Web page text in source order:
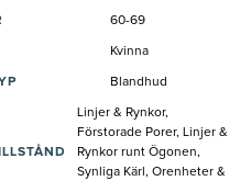
60-69
Kvinna
Blandhud
Linjer & Rynkor,
Förstorade Porer, Linjer &
Rynkor runt Ögonen,
Synliga Kärl, Orenheter &